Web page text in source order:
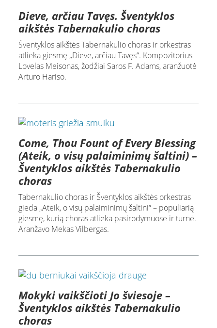
Dieve, arčiau Tavęs. Šventyklos
aikštės Tabernakulio choras
Šventyklos aikštės Tabernakulio choras ir orkestras
atlieka giesmę „Dieve, arčiau Tavęs“. Kompozitorius
Lovelas Meisonas, žodžiai Saros F. Adams, aranžuotė
Arturo Hariso.
Come, Thou Fount of Every Blessing
(Ateik, o visų palaiminimų šaltini) –
Šventyklos aikštės Tabernakulio
choras
Tabernakulio choras ir Šventyklos aikštės orkestras
gieda „Ateik, o visų palaiminimų šaltini“ – populiarią
giesmę, kurią choras atlieka pasirodymuose ir turnė.
Aranžavo Mekas Vilbergas.
Mokyki vaikščioti Jo šviesoje –
Šventyklos aikštės Tabernakulio
choras